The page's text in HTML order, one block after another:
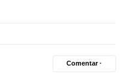
Comentar ·